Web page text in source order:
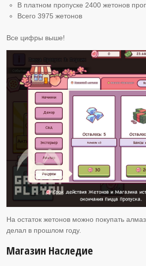
В платном пропуске 2400 жетонов
Всего 3975 жетонов
Все цифры выше!
На остаток жетонов можно покупать
делал в прошлом году.
Магазин Наследие